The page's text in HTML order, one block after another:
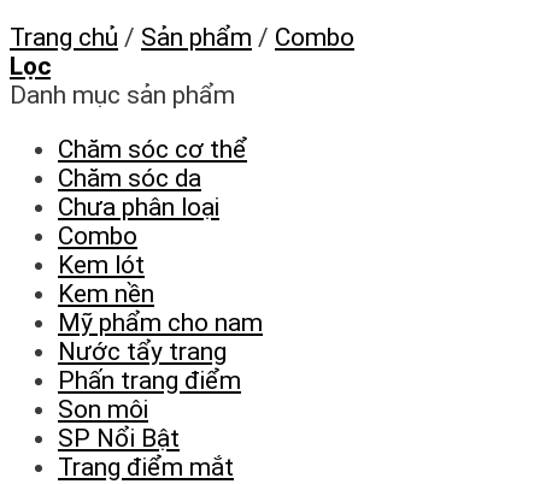
Trang chủ / Sản phẩm / Combo
Lọc
Danh mục sản phẩm
Chăm sóc cơ thể
Chăm sóc da
Chưa phân loại
Combo
Kem lót
Kem nền
Mỹ phẩm cho nam
Nước tẩy trang
Phấn trang điểm
Son môi
SP Nổi Bật
Trang điểm mắt